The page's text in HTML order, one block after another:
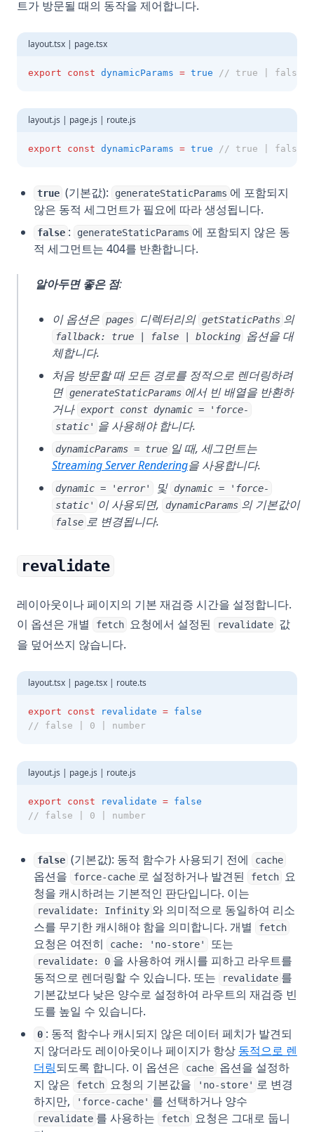
트가 방문될 때의 동작을 제어합니다.
layout.tsx | page.tsx
export const dynamicParams = true // true | false,
layout.js | page.js | route.js
export const dynamicParams = true // true | false,
true (기본값): generateStaticParams 에 포함되지
않은 동적 세그먼트가 필요에 따라 생성됩니다.
false : generateStaticParams 에 포함되지 않은 동
적 세그먼트는 404를 반환합니다.
알아두면 좋은 점:
이 옵션은 pages 디렉터리의 getStaticPaths 의
fallback: true | false | blocking
옵션을 대
체합니다.
처음 방문할 때 모든 경로를 정적으로 렌더링하려
면 generateStaticParams 에서 빈 배열을 반환하
거나 export const dynamic = 'force-
static' 을 사용해야 합니다.
dynamicParams = true 일 때, 세그먼트는
Streaming Server Rendering을 사용합니다.
dynamic = 'error' 및 dynamic = 'force-
static' 이 사용되면, dynamicParams 의 기본값이
false 로 변경됩니다.
revalidate
레이아웃이나 페이지의 기본 재검증 시간을 설정합니다.
이 옵션은 개별
fetch 요청에서 설정된 revalidate 값
을 덮어쓰지 않습니다.
layout.tsx | page.tsx | route.ts
export const revalidate = false
// false | 0 | number
layout.js | page.js | route.js
export const revalidate = false
// false | 0 | number
false (기본값): 동적 함수가 사용되기 전에 cache
옵션을 force-cache 로 설정하거나 발견된 fetch 요
청을 캐시하려는 기본적인 판단입니다. 이는
revalidate: Infinity 와 의미적으로 동일하여 리소
스를 무기한 캐시해야 함을 의미합니다. 개별
fetch
요청은 여전히 cache: 'no-store' 또는
revalidate: 0 을 사용하여 캐시를 피하고 라우트를
동적으로 렌더링할 수 있습니다. 또는
revalidate 를
기본값보다 낮은 양수로 설정하여 라우트의 재검증 빈
도를 높일 수 있습니다.
0 : 동적 함수나 캐시되지 않은 데이터 페치가 발견되
지 않더라도 레이아웃이나 페이지가 항상 동적으로 렌
더링되도록 합니다. 이 옵션은 cache 옵션을 설정하
지 않은
fetch 요청의 기본값을 'no-store' 로 변경
하지만,
'force-cache' 를 선택하거나 양수
revalidate 를 사용하는 fetch 요청은 그대로 둡니